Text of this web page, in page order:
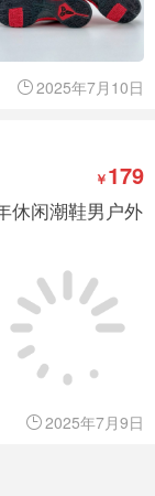
2025年7月10日
￥179
休闲潮鞋男户外
2025年7月9日